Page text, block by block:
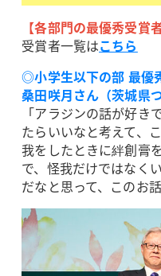
【各部門の最優秀受賞
受賞者一覧はこちら
◎小学生以下の部 最優
桑田咲月さん（茨城県
「アラジンの話が好き
たらいいなと考えて、
我をしたときに絆創膏
で、怪我だけではなく
だなと思って、このお